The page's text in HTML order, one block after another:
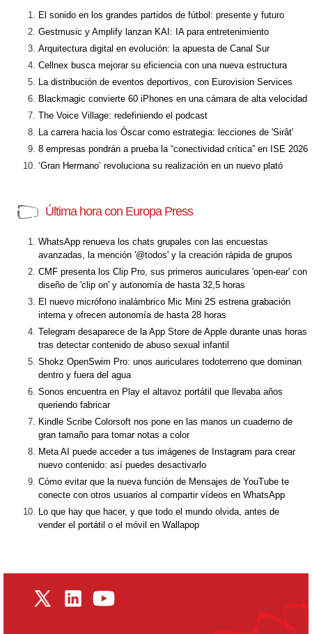
El sonido en los grandes partidos de fútbol: presente y futuro
Gestmusic y Amplify lanzan KAI: IA para entretenimiento
Arquitectura digital en evolución: la apuesta de Canal Sur
Cellnex busca mejorar su eficiencia con una nueva estructura
La distribución de eventos deportivos, con Eurovision Services
Blackmagic convierte 60 iPhones en una cámara de alta velocidad
The Voice Village: redefiniendo el podcast
La carrera hacia los Óscar como estrategia: lecciones de 'Sirât'
8 empresas pondrán a prueba la “conectividad crítica” en ISE 2026
‘Gran Hermano’ revoluciona su realización en un nuevo plató
Última hora con Europa Press
WhatsApp renueva los chats grupales con las encuestas
avanzadas, la mención '@todos' y la creación rápida de grupos
CMF presenta los Clip Pro, sus primeros auriculares 'open-ear' con
diseño de 'clip on' y autonomía de hasta 32,5 horas
El nuevo micrófono inalámbrico Mic Mini 2S estrena grabación
interna y ofrecen autonomía de hasta 28 horas
Telegram desaparece de la App Store de Apple durante unas horas
tras detectar contenido de abuso sexual infantil
Shokz OpenSwim Pro: unos auriculares todoterreno que dominan
dentro y fuera del agua
Sonos encuentra en Play el altavoz portátil que llevaba años
queriendo fabricar
Kindle Scribe Colorsoft nos pone en las manos un cuaderno de
gran tamaño para tomar notas a color
Meta AI puede acceder a tus imágenes de Instagram para crear
nuevo contenido: así puedes desactivarlo
Cómo evitar que la nueva función de Mensajes de YouTube te
conecte con otros usuarios al compartir vídeos en WhatsApp
Lo que hay que hacer, y que todo el mundo olvida, antes de
vender el portátil o el móvil en Wallapop